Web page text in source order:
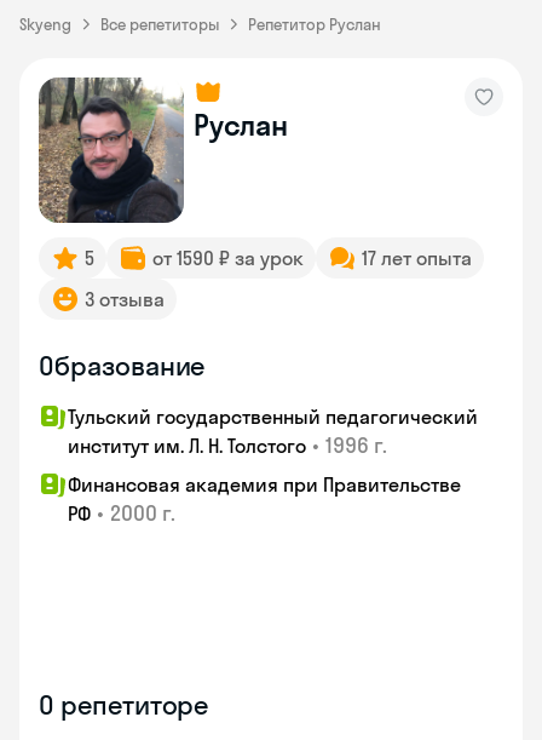
Skyeng Все репетиторы Репетитор Руслан
Руслан
5 от 1590 ₽ за урок
17 лет опыта
3 отзыва
Образование
Тульский государственный педагогический
институт им. Л. Н. Толстого • 1996 г.
Финансовая академия при Правительстве
РФ • 2000 г.
О репетиторе